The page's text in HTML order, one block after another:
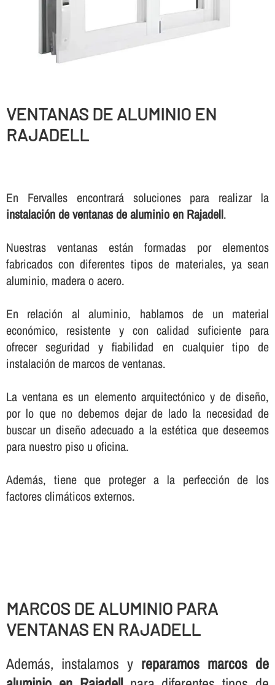
VENTANAS DE ALUMINIO EN
RAJADELL
En Fervalles encontrará soluciones para realizar la
instalación de ventanas de aluminio en Rajadell.
Nuestras ventanas están formadas por elementos
fabricados con diferentes tipos de materiales, ya sean
aluminio, madera o acero.
En relación al aluminio, hablamos de un material
económico, resistente y con calidad suficiente para
ofrecer seguridad y fiabilidad en cualquier tipo de
instalación de marcos de ventanas.
La ventana es un elemento arquitectónico y de diseño,
por lo que no debemos dejar de lado la necesidad de
buscar un diseño adecuado a la estética que deseemos
para nuestro piso u oficina.
Además, tiene que proteger a la perfección de los
factores climáticos externos.
MARCOS DE ALUMINIO PARA
VENTANAS EN RAJADELL
Además, instalamos y reparamos marcos de